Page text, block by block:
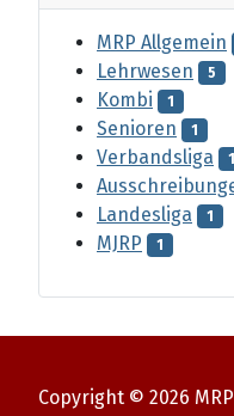
MRP Allgemein
Lehrwesen 5
Kombi 1
Senioren 1
Verbandsliga 1
Landesliga 1
MJRP 1
Copyright © 2026